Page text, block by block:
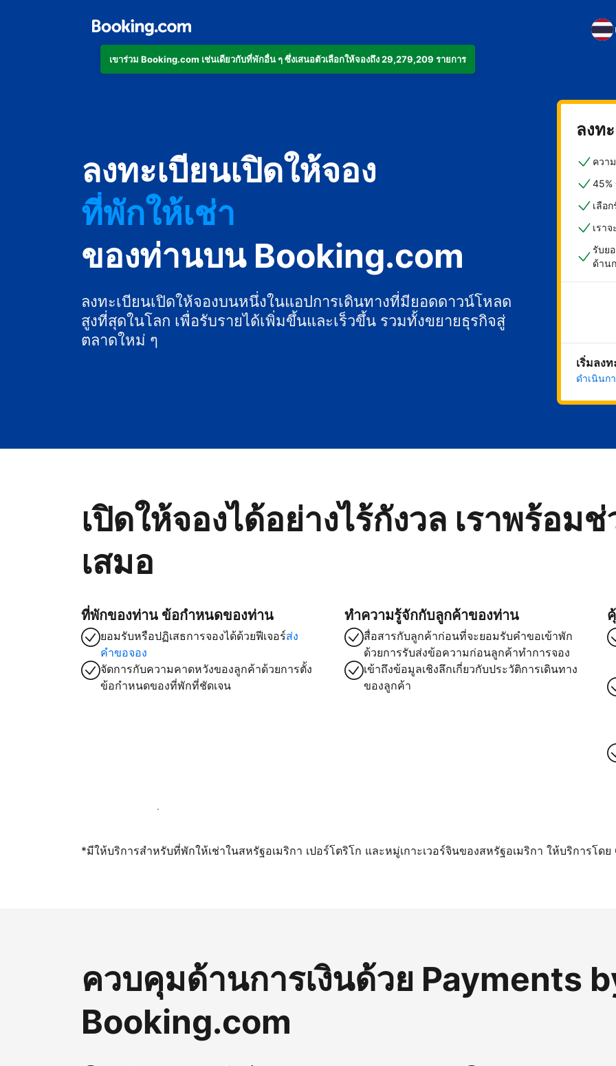
เข้าร่วม Booking.com เช่นเดียวกับที่พักอื่น ๆ ซึ่งเสนอตัวเลือกให้จองถึง 29,279,209 รายการ
ลงทะเบียนเปิดให้จอง
โรงแรม
ที่พักให้เช่า
เกสต์เฮาส์
บีแอนด์บี
ของท่านบน Booking.com
ลงทะเบียนเปิดให้จองบนหนึ่งในแอปการเดินทางที่มียอดดาวน์โหลด
สูงที่สุดในโลก เพื่อรับรายได้เพิ่มขึ้นและเร็วขึ้น รวมทั้งขยายธุรกิจสู่
ตลาดใหม่ ๆ
ลงท
ควา
45%
เลือ
เรา
รับย
ด้าน
เริ่มลง
ดำเนินก
เปิดให้จองได้อย่างไร้กังวล เราพร้อม
เสมอ
ที่พักของท่าน ข้อกำหนดของท่าน
ยอมรับหรือปฏิเสธการจองได้ด้วยฟีเจอร์ส่ง
คำขอจอง
จัดการกับความคาดหวังของลูกค้าด้วยการตั้ง
ข้อกำหนดของที่พักที่ชัดเจน
ทำความรู้จักกับลูกค้าของท่าน
สื่อสารกับลูกค้าก่อนที่จะยอมรับคำขอเข้าพัก
ด้วยการรับส่งข้อความก่อนลูกค้าทำการจอง
เข้าถึงข้อมูลเชิงลึกเกี่ยวกับประวัติการเดินทาง
ของลูกค้า
เปิดให้จองผ่านเราตั้งแต่วันนี้
*มีให้บริการสำหรับที่พักให้เช่าในสหรัฐอเมริกา เปอร์โตริโก และหมู่เกาะเวอร์จินของสหรัฐอเมริกา ให้บริการโดย
ควบคุมด้านการเงินด้วย Payments
Booking.com